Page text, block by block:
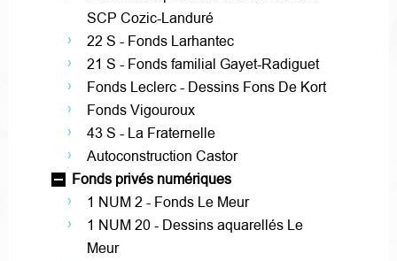
SCP Cozic-Landuré
22 S - Fonds Larhantec
21 S - Fonds familial Gayet-Radiguet
Fonds Leclerc - Dessins Fons De Kort
Fonds Vigouroux
43 S - La Fraternelle
Autoconstruction Castor
Fonds privés numériques
1 NUM 2 - Fonds Le Meur
1 NUM 20 - Dessins aquarellés Le
Meur